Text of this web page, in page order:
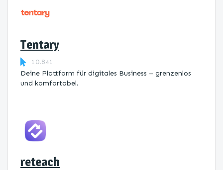
Tentary
10.841
Deine Plattform für digitales Business – grenzenlos
und komfortabel.
reteach